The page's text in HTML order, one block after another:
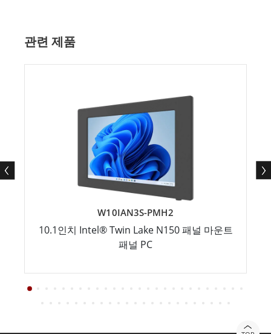
관련 제품
W10IAN3S-PMH2
10.1인치 Intel® Twin Lake N150 패널 마운트
패널 PC